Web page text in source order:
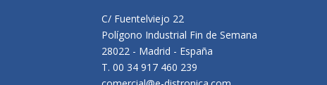
C/ Fuentelviejo 22
Polígono Industrial Fin de Semana
28022 - Madrid - España
T. 00 34 917 460 239